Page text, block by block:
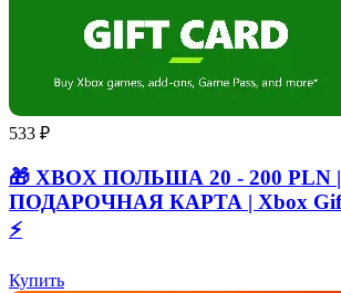
533 ₽
🎁 XBOX ПОЛЬША 20 - 200 PLN |
ПОДАРОЧНАЯ КАРТА | Xbox
⚡
Купить